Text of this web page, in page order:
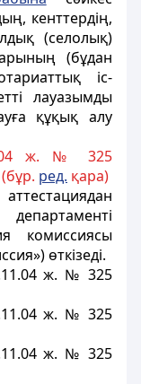
кенттердің,
(селолық)
(бұдан
іс-
лауазымды
құқық алу
ж. № 325
ред. қара)
департаменті
комиссиясы
өткізеді.
ж. № 325
ж. № 325
ж. № 325